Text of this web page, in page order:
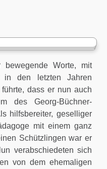
bewegende Worte, mit
in den letzten Jahren
dass er nun auch
des Georg-Büchner-
hilfsbereiter, geselliger
mit einem ganz
Schützlingen war er
verabschiedeten sich
von dem ehemaligen